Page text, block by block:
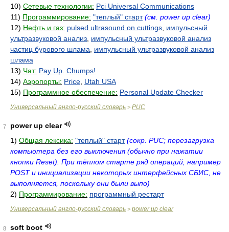
10) Сетевые технологии: Pci Universal Communications
11) Программирование: "теплый" старт (см. power up clear)
12) Нефть и газ: pulsed ultrasound on cuttings импульсный
ультразвуковой анализ импульсный ультразвуковой анализ
частиц бурового шлама
импульсный ультразвуковой анализ
шлама
13) Чат: Pay Up Chumps!
14) Аэропорты: Price Utah USA
15) Программное обеспечение: Personal Update Checker
Универсальный англо-русский словарь > PUC
7
power up clear
1) Общая лексика: "теплый" старт (сокр. PUC; перезагрузка
компьютера без его выключения (обычно при нажатии
кнопки Reset). При тёплом старте ряд операций, например
POST и инициализации некоторых интерфейсных СБИС, не
выполняется, поскольку они были выпо)
2) Программирование: программный рестарт
Универсальный англо-русский словарь > power up clear
8
soft boot